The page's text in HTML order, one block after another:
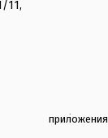
11,
приложения